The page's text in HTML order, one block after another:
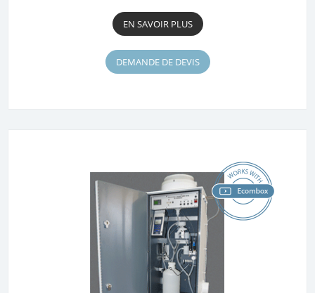
EN SAVOIR PLUS
DEMANDE DE DEVIS